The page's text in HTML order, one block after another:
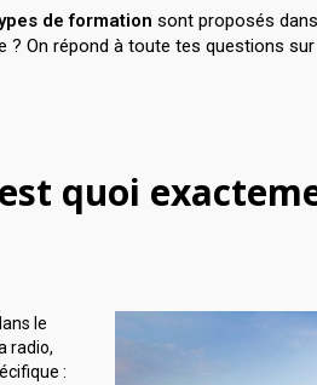
de formation sont proposés
? On répond à toute tes questions
quoi
le
radio,
: